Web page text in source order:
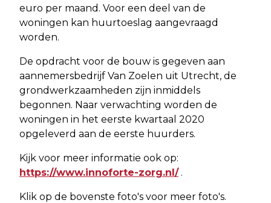
euro per maand. Voor een deel van de
woningen kan huurtoeslag aangevraagd
worden.
De opdracht voor de bouw is gegeven aan
aannemersbedrijf Van Zoelen uit Utrecht, de
grondwerkzaamheden zijn inmiddels
begonnen. Naar verwachting worden de
woningen in het eerste kwartaal 2020
opgeleverd aan de eerste huurders.
Kijk voor meer informatie ook op:
https://www.innoforte-zorg.nl/.
Klik op de bovenste foto's voor meer foto's.